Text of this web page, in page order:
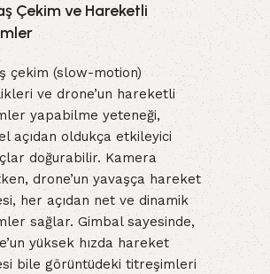
Çekim ve Hareketli
çekim (slow-motion)
ve drone’un hareketli
yapabilme yeteneği,
açıdan oldukça etkileyici
doğurabilir. Kamera
drone’un yavaşça hareket
her açıdan net ve dinamik
sağlar. Gimbal sayesinde,
yüksek hızda hareket
bile görüntüdeki titreşimleri